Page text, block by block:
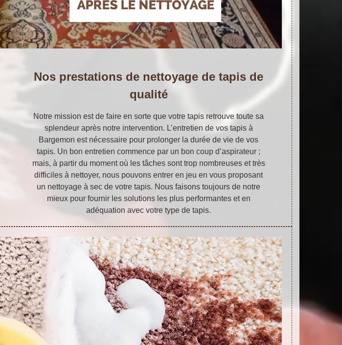
Nos prestations de nettoyage de tapis de
qualité
Notre mission est de faire en sorte que votre tapis retrouve toute sa
splendeur après notre intervention. L’entretien de vos tapis à
Bargemon est nécessaire pour prolonger la durée de vie de vos
tapis. Un bon entretien commence par un bon coup d’aspirateur ;
mais, à partir du moment où les tâches sont trop nombreuses et très
difficiles à nettoyer, nous pouvons entrer en jeu en vous proposant
un nettoyage à sec de votre tapis. Nous faisons toujours de notre
mieux pour fournir les solutions les plus performantes et en
adéquation avec votre type de tapis.